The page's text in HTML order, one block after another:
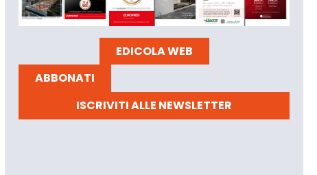
EDICOLA WEB
ABBONATI
ISCRIVITI ALLE NEWSLETTER